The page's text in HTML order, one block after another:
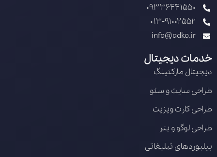
09336441550
013-91002552
info@adko.ir
خدمات دیجیتال
دیجیتال مارکتینگ
طراحی سایت و سئو
طراحی کارت ویزیت
طراحی لوگو و بنر
بیلبوردهای تبلیغاتی